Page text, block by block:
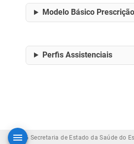
Modelo Básico
Perfis Assistenciais
© 2026 Secretaria de Estado da Saúde do